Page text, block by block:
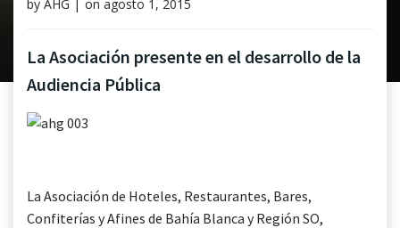
by AHG | on agosto 1, 2015
La Asociación presente en el desarrollo de la
Audiencia Pública
La Asociación de Hoteles, Restaurantes, Bares,
Confiterías y Afines de Bahía Blanca y Región SO,